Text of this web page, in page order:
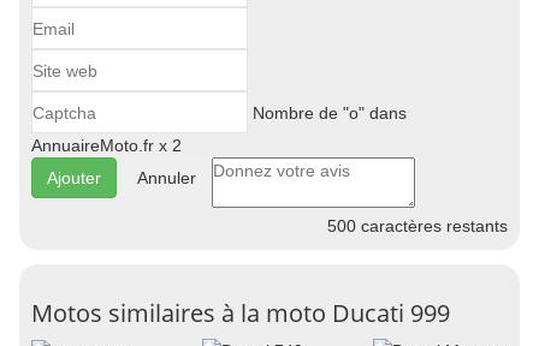
Nombre de "o" dans
AnnuaireMoto.fr x 2
Annuler
500 caractères restants
Motos similaires à la moto Ducati 999